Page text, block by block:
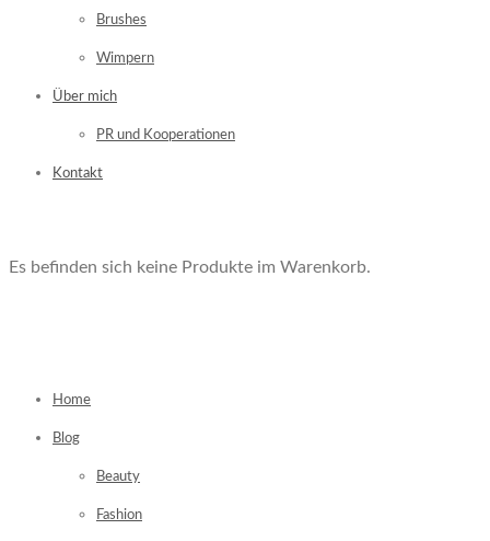
Brushes
Wimpern
Über mich
PR und Kooperationen
Kontakt
Es befinden sich keine Produkte im Warenkorb.
Home
Blog
Beauty
Fashion